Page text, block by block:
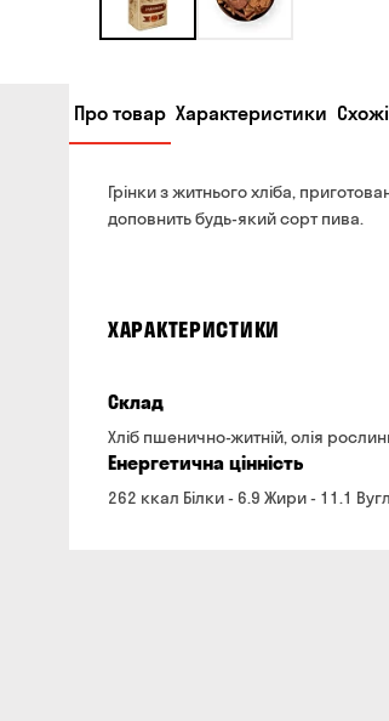
Про товар Характеристики
Грінки з житнього хліба,
доповнить будь-який сорт пива.
ХАРАКТЕРИСТИКИ
Склад
Хліб пшенично-житній, олія
Енергетична цінність
262 ккал Білки - 6.9 Жири - 11.1